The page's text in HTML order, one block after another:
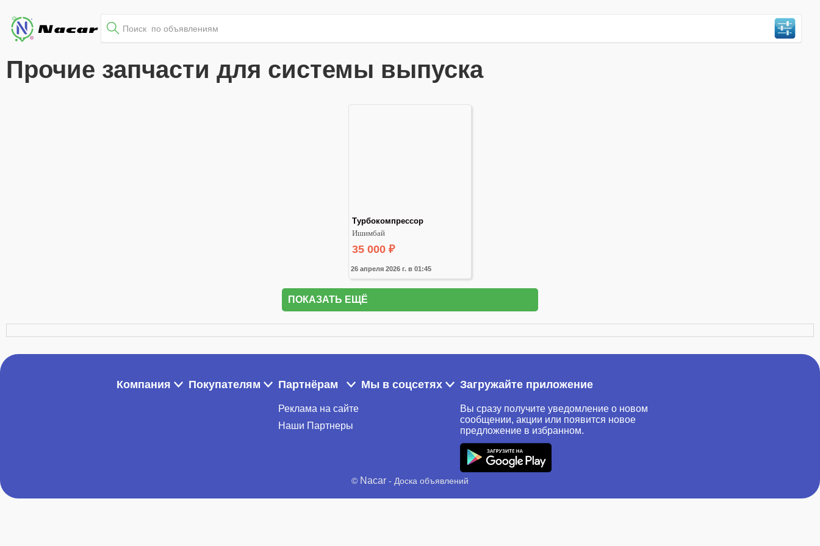
Прочие запчасти для системы выпуска
26 апреля 2026 г. в 01:45
Турбокомпрессор
Ишимбай
35 000 ₽
ПОКАЗАТЬ ЕЩЁ
Компания Покупателям Партнёрам
Реклама на сайте
Наши Партнеры
Мы в соцсетях Загружайте приложение
Вы сразу получите уведомление о новом
сообщении, акции или появится новое
предложение в избранном.
© Nacar - Доска объявлений